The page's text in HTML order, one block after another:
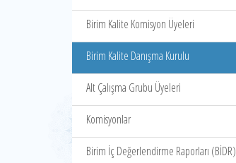
Birim Kalite Komisyon Üyeleri
Birim Kalite Danışma Kurulu
Alt Çalışma Grubu Üyeleri
Komisyonlar
Birim İç Değerlendirme Raporları (BİDR)